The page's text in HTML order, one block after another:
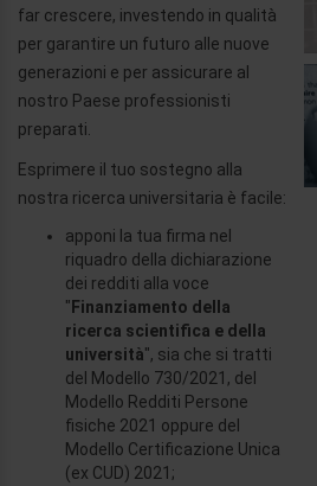
far crescere, investendo in qualità
per garantire un futuro alle nuove
generazioni e per assicurare al
nostro Paese professionisti
preparati.
Esprimere il tuo sostegno alla
nostra ricerca universitaria è facile:
apponi la tua firma nel
riquadro della dichiarazione
dei redditi alla voce
" Finanziamento della
ricerca scientifica e della
università", sia che si tratti
del Modello 730/2021, del
Modello Redditi Persone
fisiche 2021 oppure del
Modello Certificazione Unica
(ex CUD) 2021;